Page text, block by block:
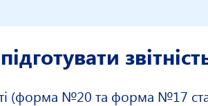
(форма №20 та форма №17